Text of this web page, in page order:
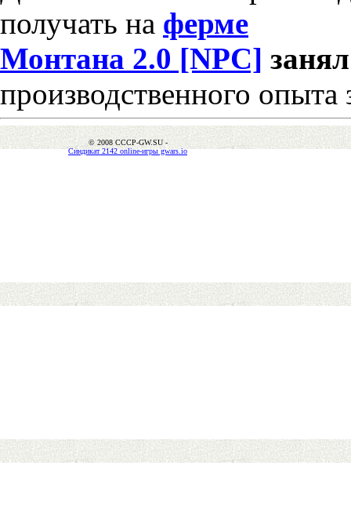
получать на ферме
Монтана 2.0 [NPC]
производственного опыта
© 2008 CCCP-GW.SU -
Синдикат 2142 online-игры gwars.io